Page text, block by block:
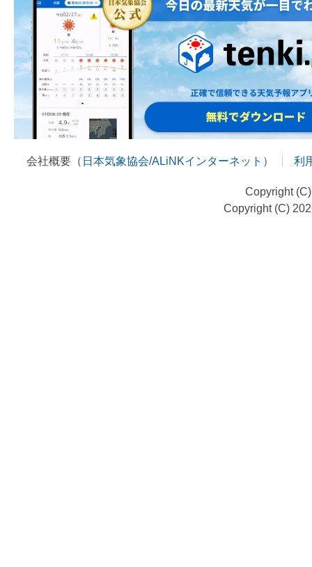
会社概要（ 日本気象協会/ALiNKインターネット ） 利
Copyright
Copyright (C)